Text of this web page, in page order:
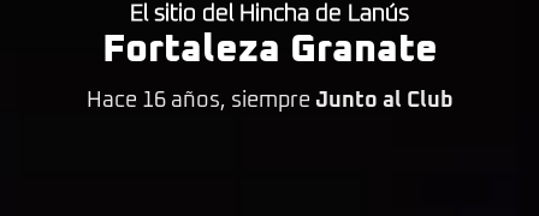
El sitio del Hincha de Lanús
Fortaleza Granate
Hace 16 años, siempre Junto al Club